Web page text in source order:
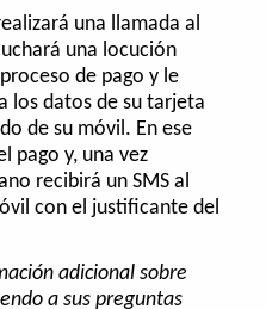
una llamada al
una locución
de pago y le
los datos de su tarjeta
de su móvil. En ese
pago y, una vez
recibirá un SMS al
con el justificante del
adicional sobre
a sus preguntas